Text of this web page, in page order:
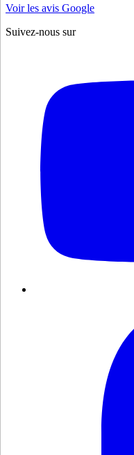
Voir les avis Google
Suivez-nous sur